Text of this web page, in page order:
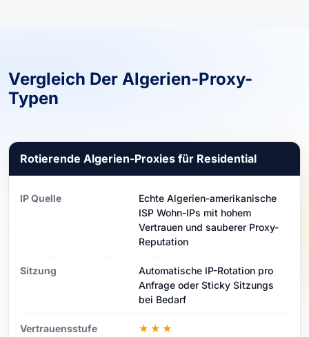
Vergleich Der Algerien-Proxy-
Typen
Rotierende Algerien-Proxies für Residential
IP Quelle
Echte Algerien-amerikanische
ISP Wohn-IPs mit hohem
Vertrauen und sauberer Proxy-
Reputation
Sitzung
Automatische IP-Rotation pro
Anfrage oder Sticky Sitzungs
bei Bedarf
Vertrauensstufe ★★★